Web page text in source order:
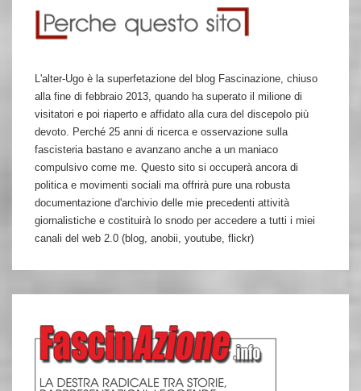
L'alter-Ugo è la superfetazione del blog Fascinazione, chiuso
alla fine di febbraio 2013, quando ha superato il milione di
visitatori e poi riaperto e affidato alla cura del discepolo più
devoto. Perché 25 anni di ricerca e osservazione sulla
fascisteria bastano e avanzano anche a un maniaco
compulsivo come me. Questo sito si occuperà ancora di
politica e movimenti sociali ma offrirà pure una robusta
documentazione d'archivio delle mie precedenti attività
giornalistiche e costituirà lo snodo per accedere a tutti i miei
canali del web 2.0 (blog, anobii, youtube, flickr)